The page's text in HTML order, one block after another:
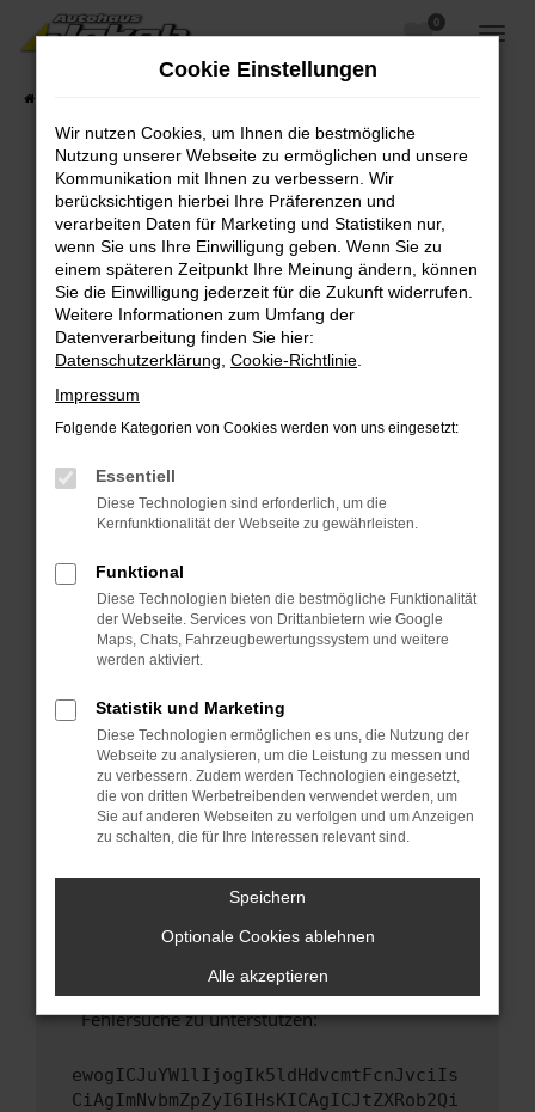
Zum
Hauptinhalt
0
Fehler: Network Error
Beim Laden ist ein Fehler aufgetreten.
Hier sind ein paar Tipps, die dir helfen können:
Überprüfe deine Firewall und deine
Internetverbindung.
Laden andere Webseiten, zum Beispiel deine
Suchmaschine?
Prüfe deine Browsererweiterungen.
Manche Erweiterungen, wie Werbeblocker,
können das Laden bestimmter Seiten
verhindern. Funktioniert die Seite in einem
Fenster?
Starte dein Gerät neu.
Das kann manchmal helfen, vorübergehende
Probleme zu beheben.
Betriebssystem auf dem neuesten Stand
sind.
Veraltete Software birgt nicht nur ein
Sicherheitsrisiko, sondern kann auch dazu
führen, dass bestimmte Funktionen nicht mehr
unterstützt werden.
Wende dich an den Webseitenbetreiber.
Wenn du alle oben genannten Schritte versucht
hast, kontaktiere uns bitte. Wir werden
versuchen, das Problem zu beheben. Du kannst
uns diesen Text schicken, um uns bei der
Fehlersuche zu unterstützen:
ewogICJuYW1lIjogIk5ldHdvcmtFcnJvciIs
CiAgImNvbmZpZyI6IHsKICAgICJtZXRob2Qi
Cookie Einstellungen
Wir nutzen Cookies, um Ihnen die bestmögliche
Nutzung unserer Webseite zu ermöglichen und unsere
Kommunikation mit Ihnen zu verbessern. Wir
berücksichtigen hierbei Ihre Präferenzen und
verarbeiten Daten für Marketing und Statistiken nur,
wenn Sie uns Ihre Einwilligung geben. Wenn Sie zu
einem späteren Zeitpunkt Ihre Meinung ändern, können
Sie die Einwilligung jederzeit für die Zukunft widerrufen.
Weitere Informationen zum Umfang der
Datenverarbeitung finden Sie hier:
Datenschutzerklärung Cookie-Richtlinie
Impressum
Folgende Kategorien von Cookies werden von uns eingesetzt:
Essentiell
Diese Technologien sind erforderlich, um die
Kernfunktionalität der Webseite zu gewährleisten.
Funktional
Diese Technologien bieten die bestmögliche Funktionalität
der Webseite. Services von Drittanbietern wie Google
Maps, Chats, Fahrzeugbewertungssystem und weitere
werden aktiviert.
Statistik und Marketing
Diese Technologien ermöglichen es uns, die Nutzung der
Webseite zu analysieren, um die Leistung zu messen und
zu verbessern. Zudem werden Technologien eingesetzt,
die von dritten Werbetreibenden verwendet werden, um
Sie auf anderen Webseiten zu verfolgen und um Anzeigen
zu schalten, die für Ihre Interessen relevant sind.
Speichern
Optionale Cookies ablehnen
Alle akzeptieren